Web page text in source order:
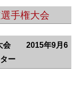
手権大会
大会 2015年9月6
ー